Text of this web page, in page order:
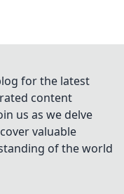
for the latest
content
us as we delve
valuable
of the world